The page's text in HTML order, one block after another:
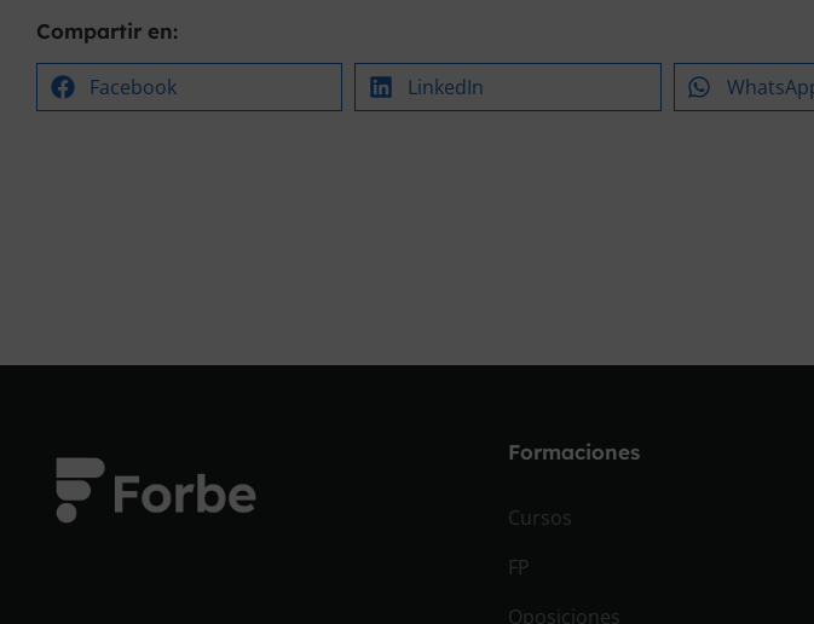
Compartir en:
Facebook LinkedIn
Formaciones
Cursos
FP
Oposiciones